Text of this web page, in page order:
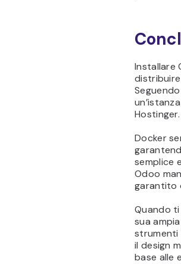
Installare
Hostinger.
Docker
semplice
Odoo
garantito
Quando
sua
strumenti
il design
base alle